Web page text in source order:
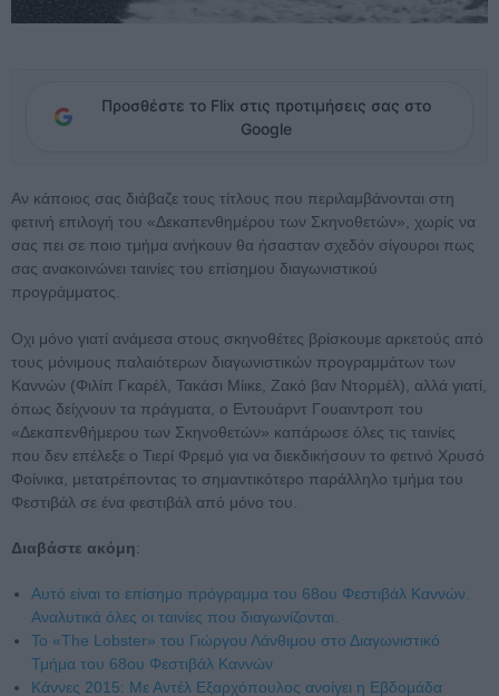
Προσθέστε το Flix στις προτιμήσεις σας στο
Google
Αν κάποιος σας διάβαζε τους τίτλους που περιλαμβάνονται στη
φετινή επιλογή του «Δεκαπενθημέρου των Σκηνοθετών», χωρίς να
σας πει σε ποιο τμήμα ανήκουν θα ήσασταν σχεδόν σίγουροι πως
σας ανακοινώνει ταινίες του επίσημου διαγωνιστικού
προγράμματος.
Οχι μόνο γιατί ανάμεσα στους σκηνοθέτες βρίσκουμε αρκετούς από
τους μόνιμους παλαιότερων διαγωνιστικών προγραμμάτων των
Καννών (Φιλίπ Γκαρέλ, Τακάσι Μίικε, Ζακό βαν Ντορμέλ), αλλά γιατί,
όπως δείχνουν τα πράγματα, ο Εντουάρντ Γουαιντροπ του
«Δεκαπενθήμερου των Σκηνοθετών» καπάρωσε όλες τις ταινίες
που δεν επέλεξε ο Τιερί Φρεμό για να διεκδικήσουν το φετινό Χρυσό
Φοίνικα, μετατρέποντας το σημαντικότερο παράλληλο τμήμα του
Φεστιβάλ σε ένα φεστιβάλ από μόνο του.
Διαβάστε ακόμη:
Αυτό είναι το επίσημο πρόγραμμα του 68ου Φεστιβάλ Καννών.
Αναλυτικά όλες οι ταινίες που διαγωνίζονται.
To «The Lobster» του Γιώργου Λάνθιμου στο Διαγωνιστικό
Τμήμα του 68ου Φεστιβάλ Καννών
Κάννες 2015: Με Αντέλ Εξαρχόπουλος ανοίγει η Εβδομάδα